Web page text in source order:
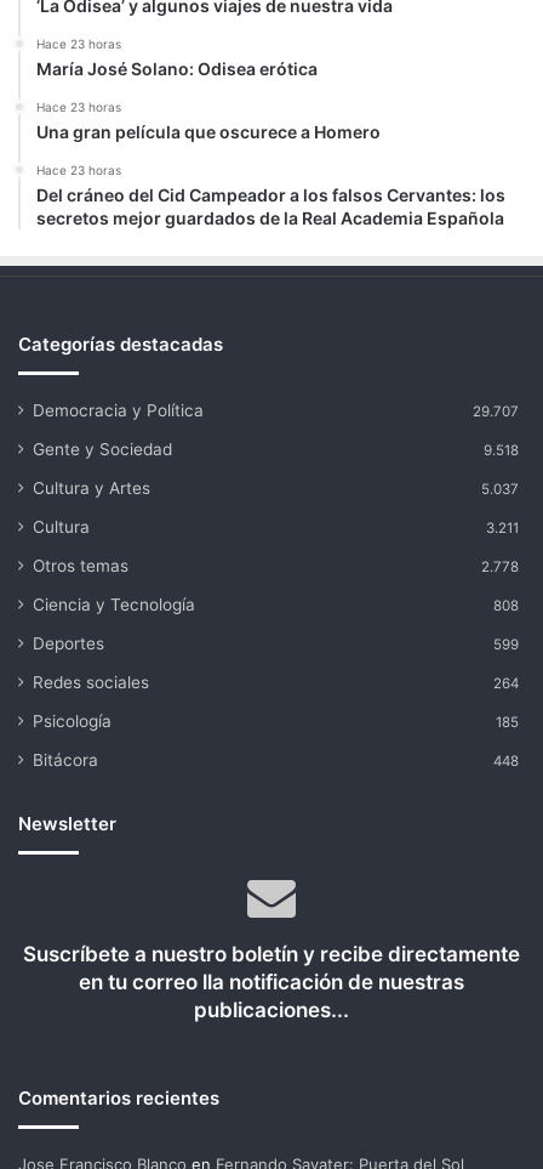
‘La Odisea’ y algunos viajes de nuestra vida
Hace 23 horas
María José Solano: Odisea erótica
Hace 23 horas
Una gran película que oscurece a Homero
Hace 23 horas
Del cráneo del Cid Campeador a los falsos Cervantes: los
secretos mejor guardados de la Real Academia Española
Categorías destacadas
Democracia y Política 29.707
Gente y Sociedad 9.518
Cultura y Artes 5.037
Cultura 3.211
Otros temas 2.778
Ciencia y Tecnología 808
Deportes 599
Redes sociales 264
Psicología 185
Bitácora 448
Newsletter
Suscríbete a nuestro boletín y recibe directamente
en tu correo lla notificación de nuestras
publicaciones...
Comentarios recientes
Jose Francisco Blanco en Fernando Savater: Puerta del Sol